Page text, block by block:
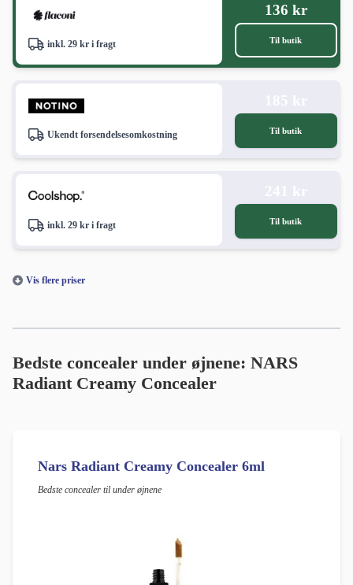
inkl. 29 kr i fragt
136 kr
Til butik
Ukendt forsendelsesomkostning Til butik
inkl. 29 kr i fragt Til butik
Vis flere priser
Bedste concealer under øjnene: NARS
Radiant Creamy Concealer
Nars Radiant Creamy Concealer 6ml
Bedste concealer til under øjnene